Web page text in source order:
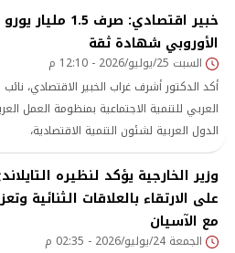
خبير اقتصادي: صرف
الأوروبي شهادة ثقة
السبت 25/يوليو/2026 - 12:10 م
أكد الدكتور أشرف غراب الخبير الاقتصادي، نائب
العربي للتنمية الاجتماعية بمنظومة العمل
الدول العربية لشئون التنمية الاقتصادية،
وزير الخارجية يؤكد لنظيره
على الارتقاء بالعلاقات الثنائية
مع الآسيان
الجمعة 24/يوليو/2026 - 02:35 م